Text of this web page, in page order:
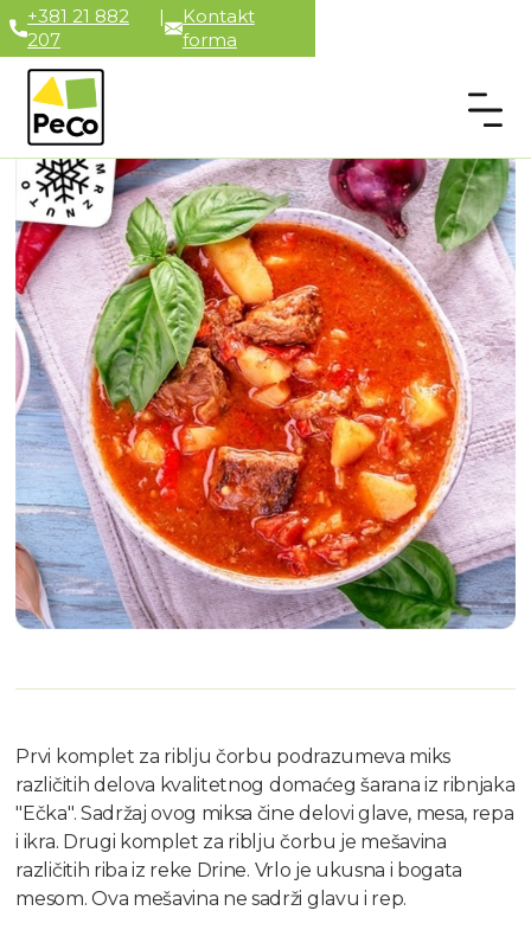
+381 21 882
207
|
Kontakt
forma
Prvi komplet za riblju čorbu podrazumeva miks
različitih delova kvalitetnog domaćeg šarana iz ribnjaka
"Ečka". Sadržaj ovog miksa čine delovi glave, mesa, repa
i ikra. Drugi komplet za riblju čorbu je mešavina
različitih riba iz reke Drine. Vrlo je ukusna i bogata
mesom. Ova mešavina ne sadrži glavu i rep.